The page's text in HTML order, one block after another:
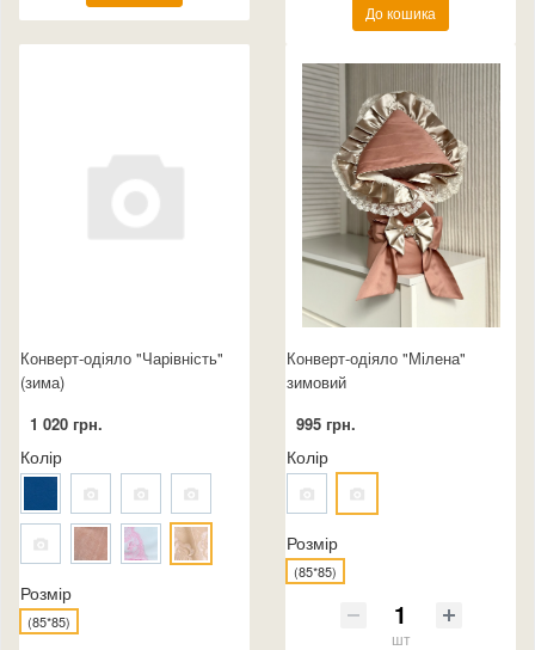
До кошика
Конверт-одіяло "Чарівність"
(зима)
1 020 грн.
Колір
Розмір
(85*85)
Конверт-одіяло "Мілена"
зимовий
995 грн.
Колір
Розмір
(85*85)
шт